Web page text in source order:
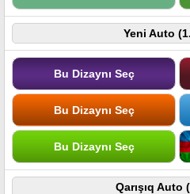
Yeni Auto
Bu Dizaynı Seç
Bu Dizaynı Seç
Bu Dizaynı Seç
Qarışıq Auto